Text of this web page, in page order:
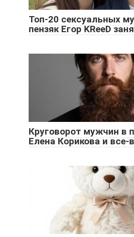
Топ-20 сексуальных
пензяк Егор KReeD
Круговорот мужчин в
Елена Корикова и все-